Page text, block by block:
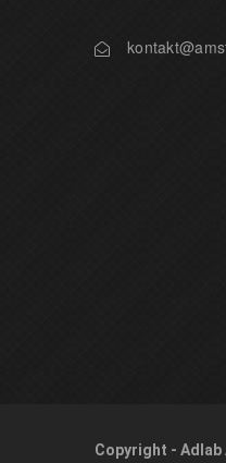
Copyright -